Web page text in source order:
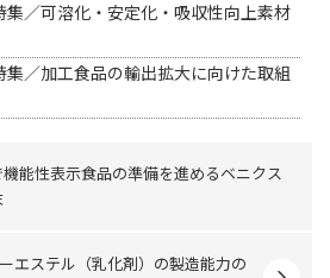
集／可溶化・安定化・吸収性向上素材
集／加工食品の輸出拡大に向けた取組
能性表示食品の準備を進めるベニクス
エステル（乳化剤）の製造能力の